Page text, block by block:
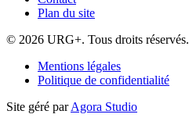
Plan du site
© 2026 URG+. Tous droits réservés.
Mentions légales
Politique de confidentialité
Site géré parAgora Studio